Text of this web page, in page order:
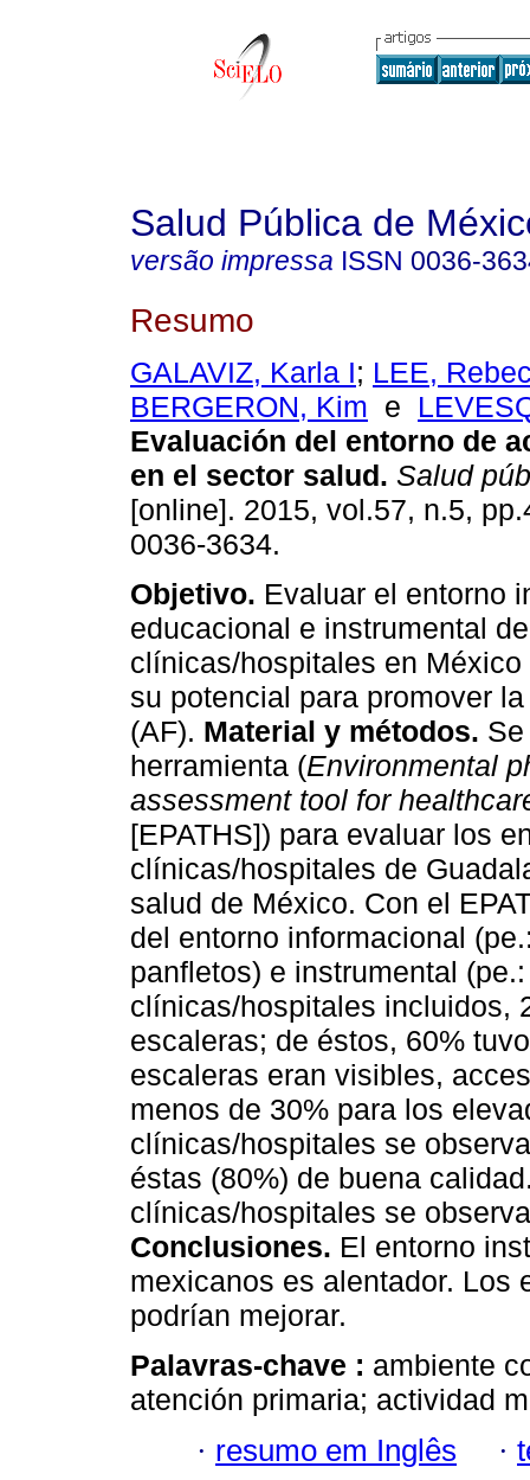
Salud Pública de
versão impressa ISSN 0036-
Resumo
GALAVIZ, Karla I; LEE,
BERGERON, Kim e
Evaluación del entorno de
en el sector salud. Salud
[online]. 2015, vol.57, n.5,
0036-3634.
Objetivo. Evaluar el entorno
educacional e instrumental de
clínicas/hospitales en México
su potencial para promover
(AF). Material y métodos.
herramienta (Environmental
assessment tool for
[EPATHS]) para evaluar los
clínicas/hospitales de
salud de México. Con el
del entorno informacional
panfletos) e instrumental
clínicas/hospitales incluidos,
escaleras; de éstos, 60%
escaleras eran visibles,
menos de 30% para los
clínicas/hospitales se
éstas (80%) de buena
clínicas/hospitales se
Conclusiones. El entorno
mexicanos es alentador. Los
podrían mejorar.
Palavras-chave : ambiente
atención primaria; actividad
· resumo em Inglês ·